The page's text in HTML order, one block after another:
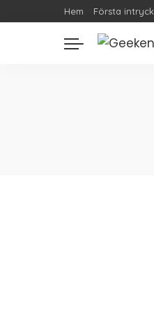
Hem Första intryck